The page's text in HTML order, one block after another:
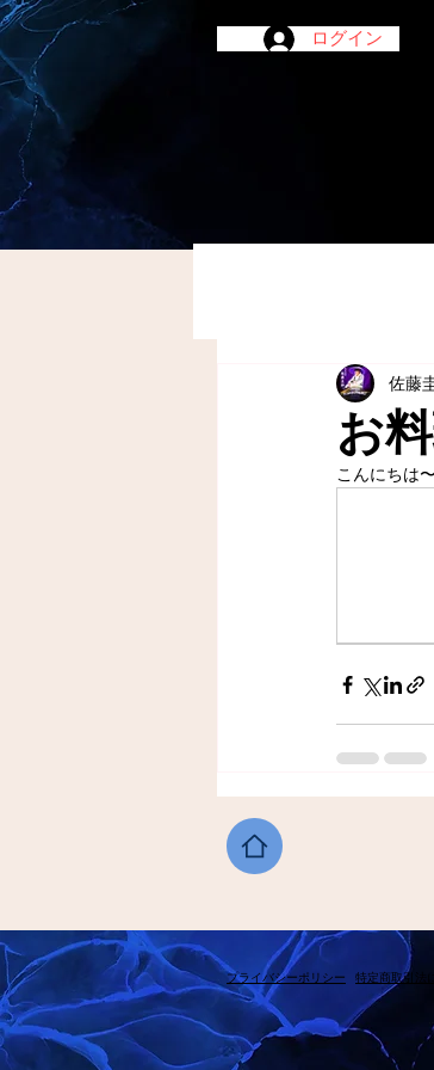
ログイン
お
佐藤
こんにちは〜
​プライバシーポリシー 特定商取引法